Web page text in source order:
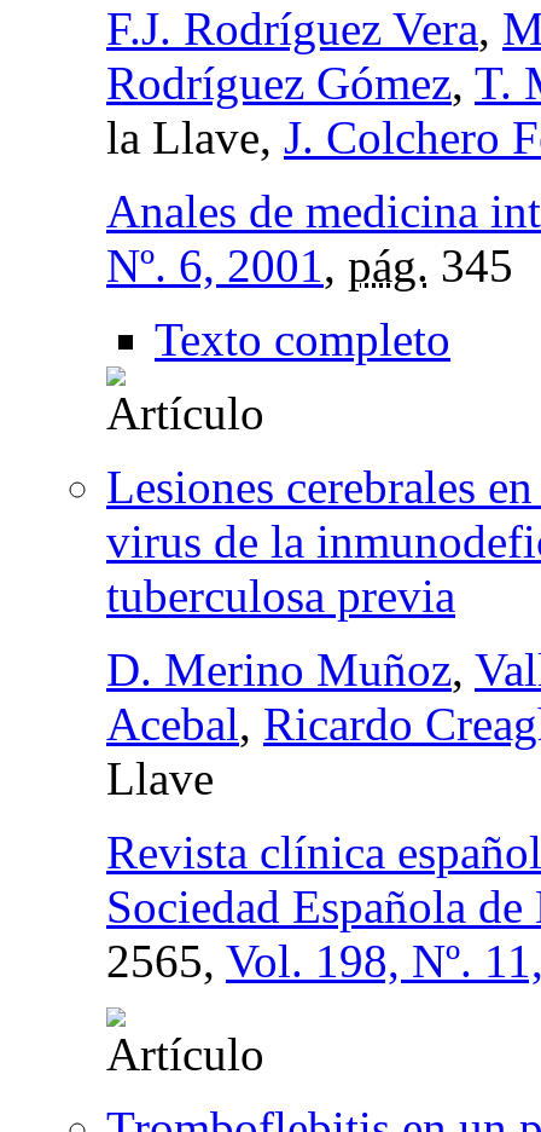
F.J. Rodríguez Vera,
Rodríguez Gómez, T.
la Llave, J. Colchero
Anales de medicina
Nº. 6, 2001, pág. 345
Texto completo
Lesiones cerebrales
virus de la
tuberculosa previa
D. Merino Muñoz,
Acebal, Ricardo
Llave
Revista clínica
Sociedad Española
2565, Vol. 198, Nº.